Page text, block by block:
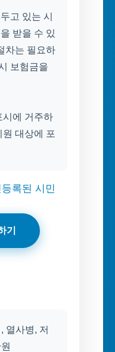
고 있는 시
받을 수 있
차는 필요하
보험금을
시에 거주하
대상에 포
록된 시민
기
열사병, 저